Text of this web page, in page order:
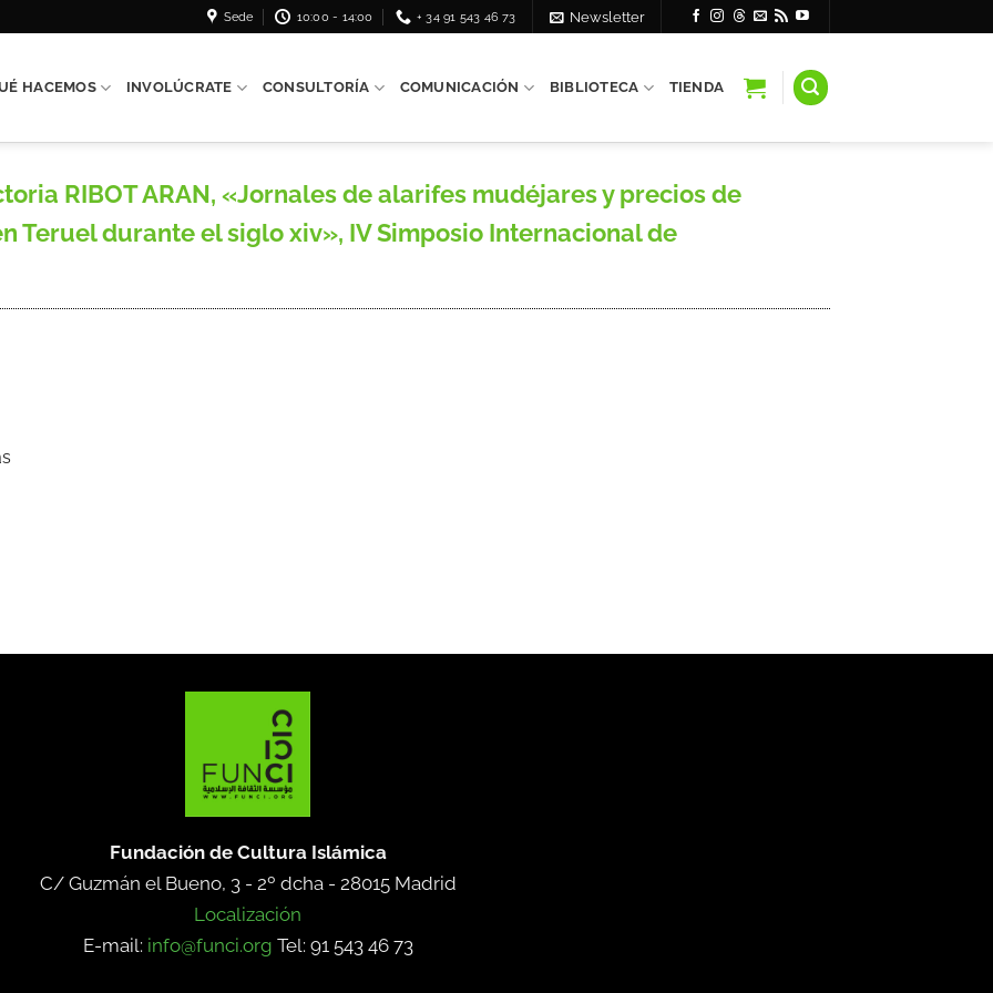
Sede 10:00 - 14:00 + 34 91 543 46 73 Newsletter
HACEMOS INVOLÚCRATE CONSULTORÍA COMUNICACIÓN BIBLIOTECA TIENDA
RIBOT ARAN, «Jornales de alarifes mudéjares y precios de
Teruel durante el siglo xiv», IV Simposio Internacional de
Fundación de Cultura Islámica
C/ Guzmán el Bueno, 3 - 2º dcha - 28015 Madrid
Localización
E-mail: info@funci.org Tel: 91 543 46 73